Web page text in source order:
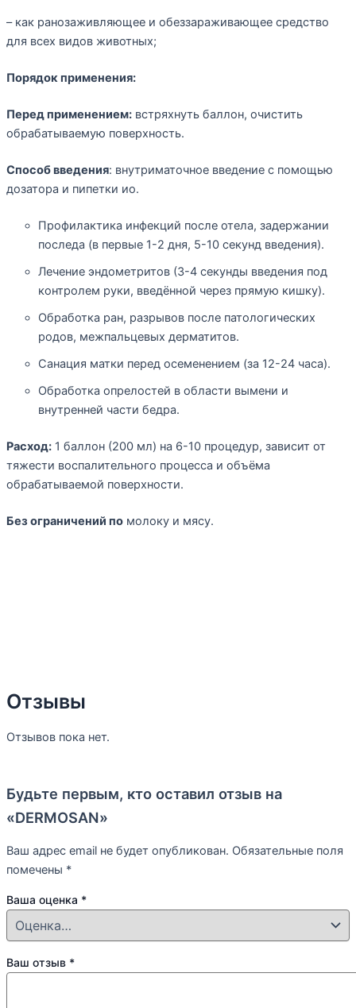
– как ранозаживляющее и обеззараживающее средство
для всех видов животных;
Порядок применения:
Перед применением: встряхнуть баллон, очистить
обрабатываемую поверхность.
Способ введения: внутриматочное введение с помощью
дозатора и пипетки ио.
Профилактика инфекций после отела, задержании
последа (в первые 1-2 дня, 5-10 секунд введения).
Лечение эндометритов (3-4 секунды введения под
контролем руки, введённой через прямую кишку).
Обработка ран, разрывов после патологических
родов, межпальцевых дерматитов.
Санация матки перед осеменением (за 12-24 часа).
Обработка опрелостей в области вымени и
внутренней части бедра.
Расход: 1 баллон (200 мл) на 6-10 процедур, зависит от
тяжести воспалительного процесса и объёма
обрабатываемой поверхности.
Без ограничений по молоку и мясу.
Отзывы
Отзывов пока нет.
Будьте первым, кто оставил отзыв на
«DERMOSAN»
Ваш адрес email не будет опубликован. Обязательные поля
помечены *
Ваша оценка *
Ваш отзыв *